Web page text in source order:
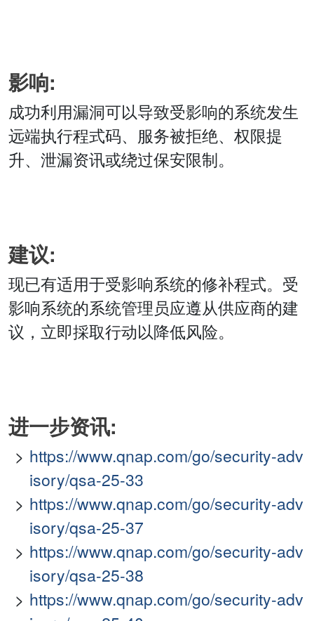
影响:
成功利用漏洞可以导致受影响的系统发生
远端执行程式码、服务被拒绝、权限提
升、泄漏资讯或绕过保安限制。
建议:
现已有适用于受影响系统的修补程式。受
影响系统的系统管理员应遵从供应商的建
议，立即採取行动以降低风险。
进一步资讯:
https://www.qnap.com/go/security-adv
isory/qsa-25-33
https://www.qnap.com/go/security-adv
isory/qsa-25-37
https://www.qnap.com/go/security-adv
isory/qsa-25-38
https://www.qnap.com/go/security-adv